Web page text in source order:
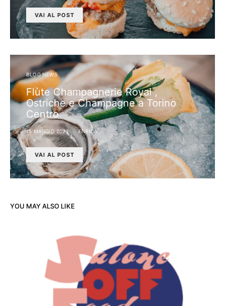
VAI AL POST
BLOG NEWS
Flùte Champagnerie Royal ,
Ostriche e Champagne a Torino
Centro
15 MAGGIO 2022 ENRICA
VAI AL POST
YOU MAY ALSO LIKE